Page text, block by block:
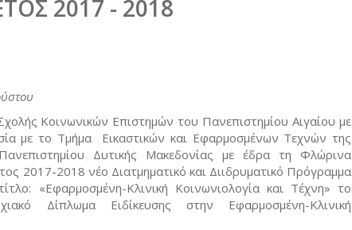
2017 - 2018
Κοινωνικών Επιστημών του Πανεπιστημίου Αιγαίου με
με το Τμήμα Εικαστικών και Εφαρμοσμένων Τεχνών της
Δυτικής Μακεδονίας με έδρα τη Φλώρινα
2017-2018 νέο Διατμηματικό και Διιδρυματικό Πρόγραμμα
«Εφαρμοσμένη-Κλινική Κοινωνιολογία και Τέχνη» το
Δίπλωμα Ειδίκευσης στην Εφαρμοσμένη-Κλινική